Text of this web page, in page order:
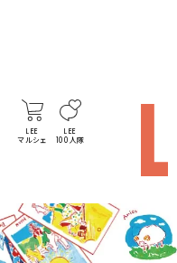
LEE
マルシェ
LEE
100人隊